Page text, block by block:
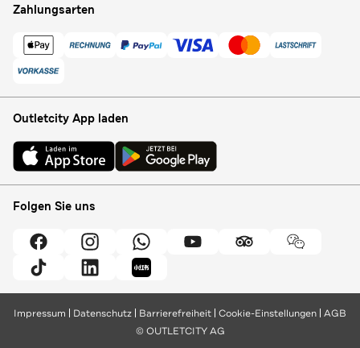
Zahlungsarten
Outletcity App laden
Folgen Sie uns
Impressum Datenschutz Barrierefreiheit Cookie-Einstellungen AGB
© OUTLETCITY AG